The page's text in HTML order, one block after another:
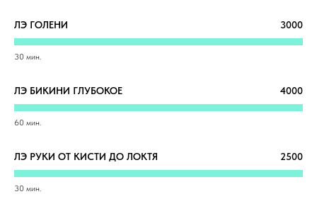
ЛЭ ГОЛЕНИ 3000
30 мин.
ЛЭ БИКИНИ ГЛУБОКОЕ 4000
60 мин.
ЛЭ РУКИ ОТ КИСТИ ДО ЛОКТЯ 2500
30 мин.